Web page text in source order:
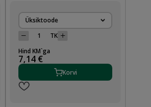
Üksiktoode
TK
Hind KM`ga
7,14 €
Korvi